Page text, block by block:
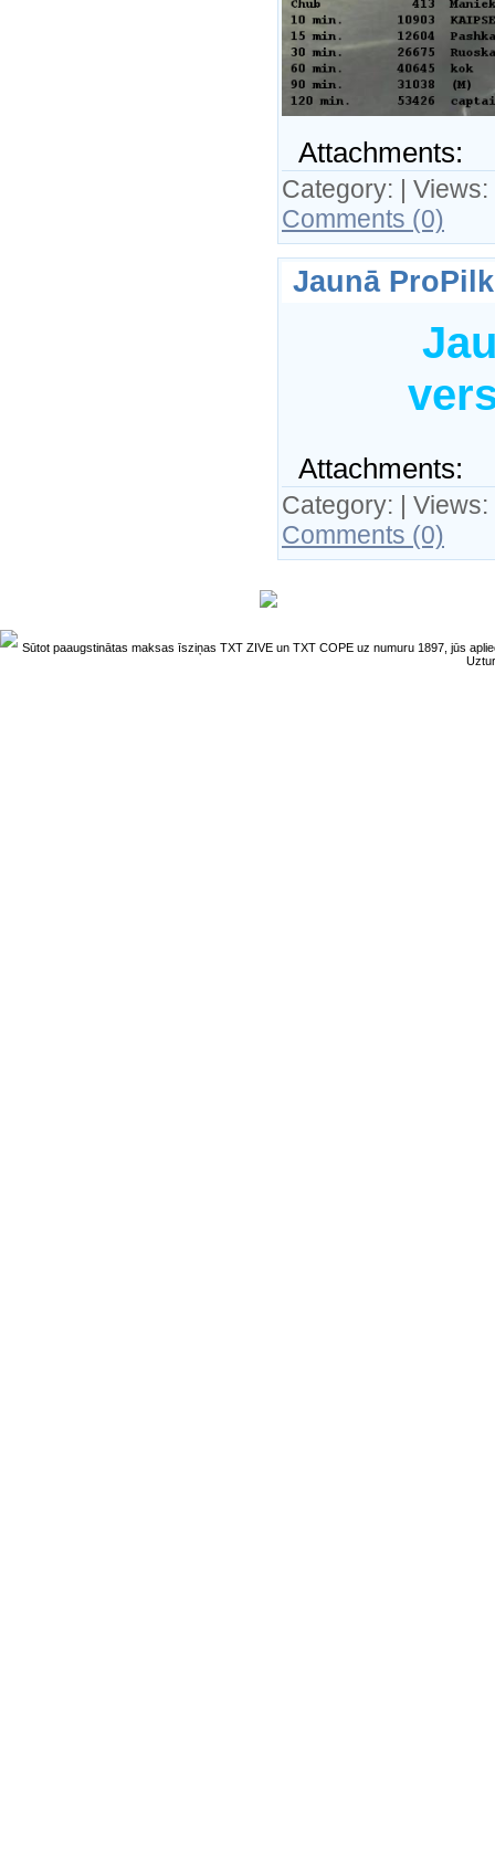
Attachments:
Category: |
Comments (0)
Jaunā
Attachments:
Category:
|
Comments (0)
Sūtot paaugstinātas maksas īsziņas TXT ZIVE un TXT COPE uz numuru 1897, jūs